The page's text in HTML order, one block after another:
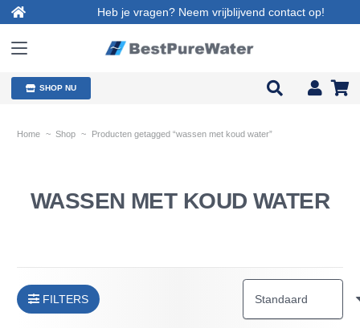
Heb je vragen? Neem vrijblijvend contact op!
SHOP NU
Home ~ Shop ~ Producten getagged “wassen met koud water”
WASSEN MET KOUD WATER
FILTERS